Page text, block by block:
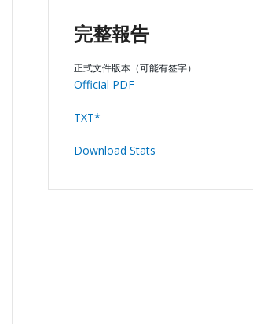
完整報告
正式文件版本（可能有签字）
Official PDF
TXT*
Download Stats